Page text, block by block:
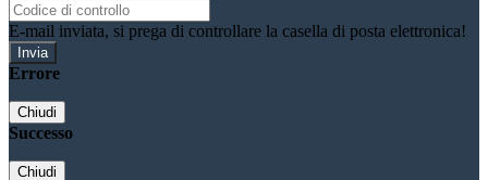
E-mail inviata, si prega di controllare la casella di posta elettronica!
Errore
Chiudi
Successo
Chiudi